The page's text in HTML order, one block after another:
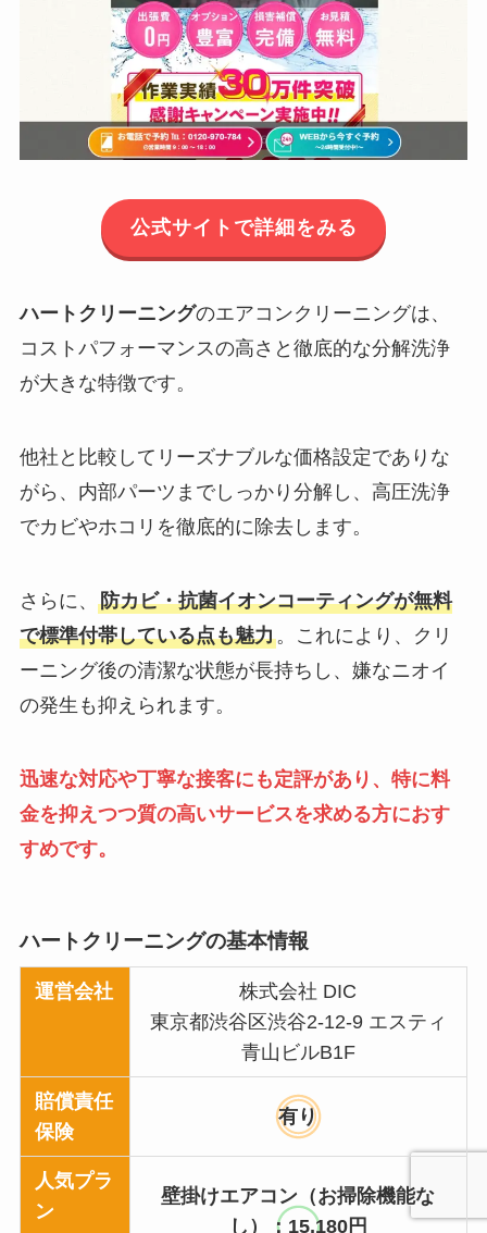
公式サイトで詳細をみる
ハートクリーニングのエアコンクリーニングは、
コストパフォーマンスの高さと徹底的な分解洗浄
が大きな特徴です。
他社と比較してリーズナブルな価格設定でありな
がら、内部パーツまでしっかり分解し、高圧洗浄
でカビやホコリを徹底的に除去します。
さらに、 防カビ・抗菌イオンコーティングが無料
で標準付帯している点も魅力。これにより、クリ
ーニング後の清潔な状態が長持ちし、嫌なニオイ
の発生も抑えられます。
迅速な対応や丁寧な接客にも定評があり、特に料
金を抑えつつ質の高いサービスを求める方におす
すめです。
ハートクリーニングの基本情報
運営会社
株式会社 DIC
東京都渋谷区渋谷2-12-9 エスティ
青山ビルB1F
賠償責任
保険
有り
人気プラ
ン
壁掛けエアコン（お掃除機能な
し）：15,180円